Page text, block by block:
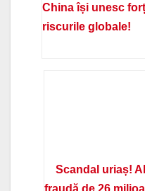
China își unesc
riscurile globale!
Scandal uriaș!
fraudă de 26